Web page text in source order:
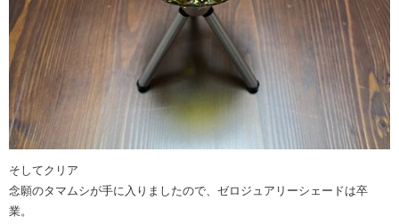
そしてクリア
念願のタマムシが手に入りましたので、ゼロジュアリーシェードは卒
業。